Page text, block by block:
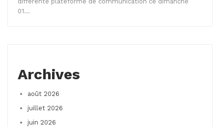
01…
Archives
août 2026
juillet 2026
juin 2026